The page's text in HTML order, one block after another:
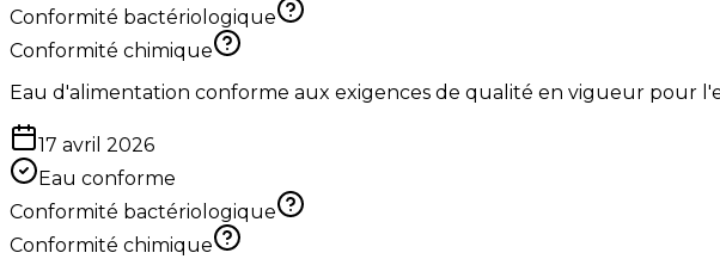
Conformité bactériologique
Conformité chimique
Eau d'alimentation conforme aux exigences de qualité en vigueur pour
17 avril 2026
Eau conforme
Conformité bactériologique
Conformité chimique